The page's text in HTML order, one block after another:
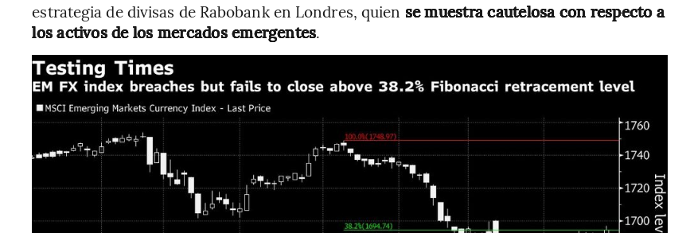
estrategia de divisas de Rabobank en Londres, quien se muestra cautelosa con respecto a
los activos de los mercados emergentes.